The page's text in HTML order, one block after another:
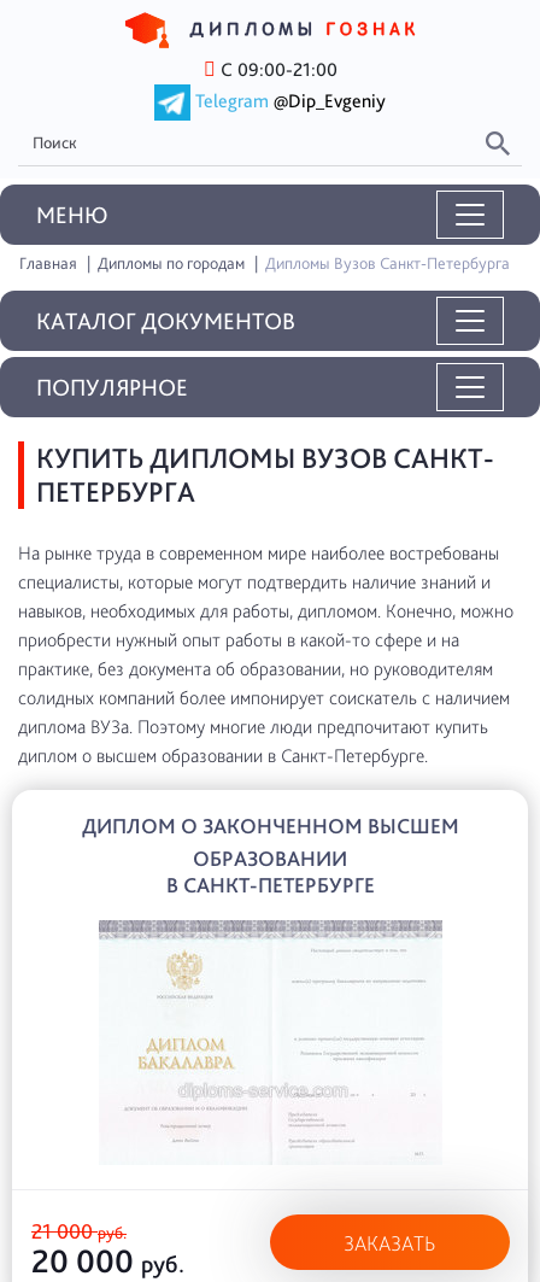
С 09:00-21:00
Telegram @Dip_Evgeniy
MEНЮ
Главная Дипломы по городам Дипломы Вузов Санкт-Петербурга
КАТАЛОГ ДОКУМЕНТОВ
КУПИТЬ ДИПЛОМЫ ВУЗОВ САНКТ-
ПЕТЕРБУРГА
На рынке труда в современном мире наиболее востребованы
специалисты, которые могут подтвердить наличие знаний и
навыков, необходимых для работы, дипломом. Конечно, можно
приобрести нужный опыт работы в какой-то сфере и на
практике, без документа об образовании, но руководителям
солидных компаний более импонирует соискатель с наличием
диплома ВУЗа. Поэтому многие люди предпочитают купить
диплом о высшем образовании в Санкт-Петербурге.
ДИПЛОМ О ЗАКОНЧЕННОМ ВЫСШЕМ
ОБРАЗОВАНИИ
В САНКТ-ПЕТЕРБУРГЕ
21 000руб.
20 000 руб.
ЗАКАЗАТЬ
ПОПУЛЯРНОЕ